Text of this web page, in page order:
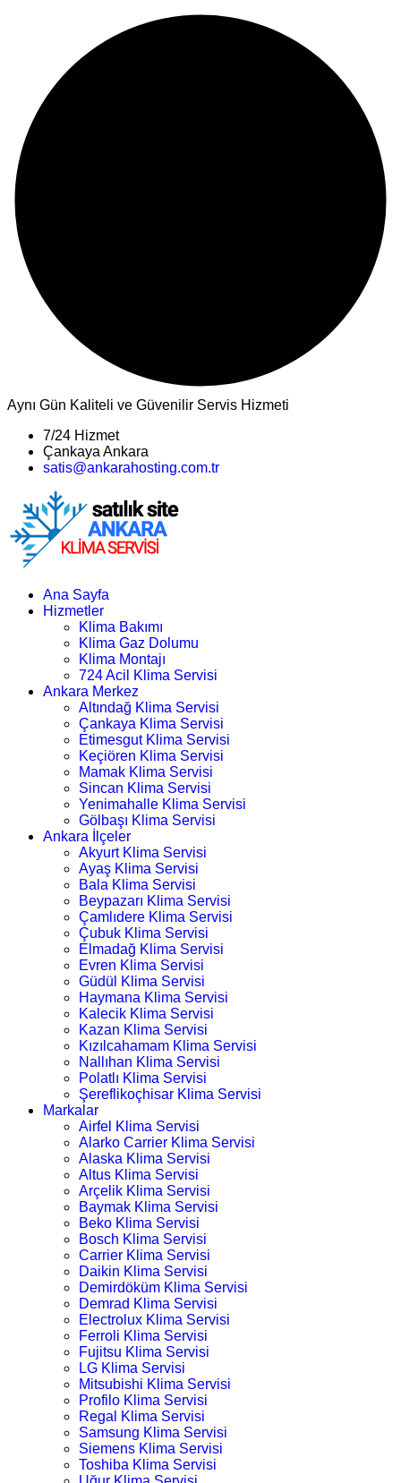
Aynı Gün Kaliteli ve Güvenilir Servis Hizmeti
7/24 Hizmet
Çankaya Ankara
satis@ankarahosting.com.tr
Ana Sayfa
Hizmetler
Klima Bakımı
Klima Gaz Dolumu
Klima Montajı
724 Acil Klima Servisi
Ankara Merkez
Altındağ Klima Servisi
Çankaya Klima Servisi
Etimesgut Klima Servisi
Keçiören Klima Servisi
Mamak Klima Servisi
Sincan Klima Servisi
Yenimahalle Klima Servisi
Gölbaşı Klima Servisi
Ankara İlçeler
Akyurt Klima Servisi
Ayaş Klima Servisi
Bala Klima Servisi
Beypazarı Klima Servisi
Çamlıdere Klima Servisi
Çubuk Klima Servisi
Elmadağ Klima Servisi
Evren Klima Servisi
Güdül Klima Servisi
Haymana Klima Servisi
Kalecik Klima Servisi
Kazan Klima Servisi
Kızılcahamam Klima Servisi
Nallıhan Klima Servisi
Polatlı Klima Servisi
Şereflikoçhisar Klima Servisi
Markalar
Airfel Klima Servisi
Alarko Carrier Klima Servisi
Alaska Klima Servisi
Altus Klima Servisi
Arçelik Klima Servisi
Baymak Klima Servisi
Beko Klima Servisi
Bosch Klima Servisi
Carrier Klima Servisi
Daikin Klima Servisi
Demirdöküm Klima Servisi
Demrad Klima Servisi
Electrolux Klima Servisi
Ferroli Klima Servisi
Fujitsu Klima Servisi
LG Klima Servisi
Mitsubishi Klima Servisi
Profilo Klima Servisi
Regal Klima Servisi
Samsung Klima Servisi
Siemens Klima Servisi
Toshiba Klima Servisi